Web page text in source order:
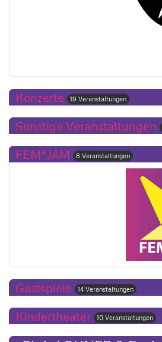
Konzerte 19 Veranstaltungen
Sonstige Veranstaltungen
FEM*JAM 8 Veranstaltungen
Gastspiele 14 Veranstaltungen
Kindertheater 10 Veranstaltungen